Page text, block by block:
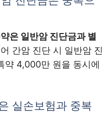
은 일반암 진단금과 별
간암 진단 시 일반암 진
약 4,000만 원을 동시에
실손보험과 중복